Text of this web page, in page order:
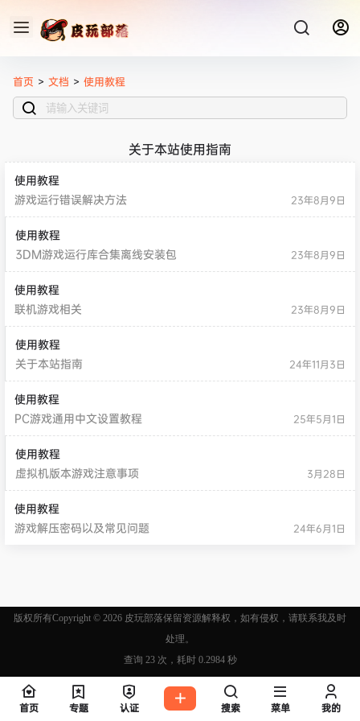
首页 > 文档 > 使用教程
关于本站使用指南
使用教程
游戏运行错误解决方法
23年8月9日
使用教程
3DM游戏运行库合集离线安装包
23年8月9日
使用教程
联机游戏相关
23年8月9日
使用教程
关于本站指南
24年11月3日
使用教程
PC游戏通用中文设置教程
25年5月1日
使用教程
虚拟机版本游戏注意事项
3月28日
使用教程
游戏解压密码以及常见问题
24年6月1日
版权所有Copyright © 2026 皮玩部落保留资源解释权，如有侵权，请联系我及时
处理。
查询 23 次，耗时 0.2984 秒
首页 专题 认证 搜索 菜单 我的